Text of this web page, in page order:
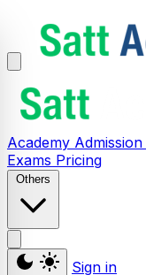
Academy Admission
Exams Pricing
Others
Sign in